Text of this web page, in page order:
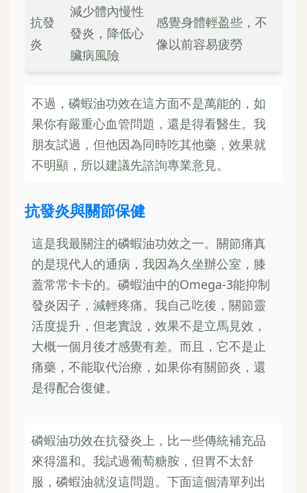
抗發
炎
減少體內慢性
發炎，降低心
臟病風險
感覺身體輕盈些，不
像以前容易疲勞
不過，磷蝦油功效在這方面不是萬能的，如
果你有嚴重心血管問題，還是得看醫生。我
朋友試過，但他因為同時吃其他藥，效果就
不明顯，所以建議先諮詢專業意見。
抗發炎與關節保健
這是我最關注的磷蝦油功效之一。關節痛真
的是現代人的通病，我因為久坐辦公室，膝
蓋常常卡卡的。磷蝦油中的Omega-3能抑制
發炎因子，減輕疼痛。我自己吃後，關節靈
活度提升，但老實說，效果不是立馬見效，
大概一個月後才感覺有差。而且，它不是止
痛藥，不能取代治療，如果你有關節炎，還
是得配合復健。
磷蝦油功效在抗發炎上，比一些傳統補充品
來得溫和。我試過葡萄糖胺，但胃不太舒
服，磷蝦油就沒這問題。下面這個清單列出